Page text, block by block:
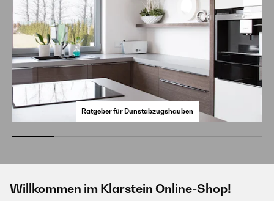
Ratgeber für Dunstabzugshauben
Willkommen im Klarstein Online-Shop!